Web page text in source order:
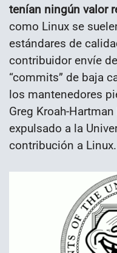
tenían ningún valor
como Linux se
estándares de
contribuidor envíe
“commits” de baja
los mantenedores
Greg Kroah-
expulsado a la
contribución a Linux.